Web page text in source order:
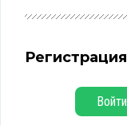
Регистрация
Войти